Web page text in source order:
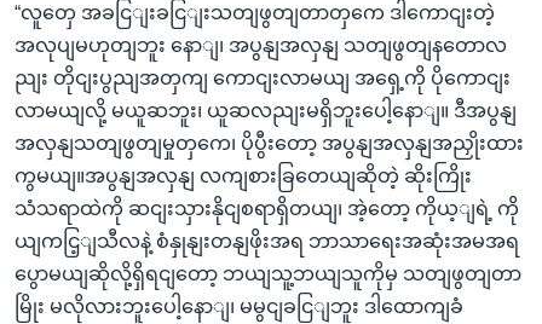
“လူတှေ အခငြျးခငြျးသတျဖွတျတာတှကေ ဒါကောငျးတဲ့
အလုပျမဟုတျဘူး နောျ၊ အပွနျအလှနျ သတျဖွတျနတောလ
ညျး တိုငျးပွညျအတှကျ ကောငျးလာမယျ အရှေ့ကို ပိုကောငျး
လာမယျလို့ မယူဆဘူး၊ ယူဆလညျးမရှိဘူးပေါ့နောျ။ ဒီအပွနျ
အလှနျသတျဖွတျမှုတှကေ၊ ပိုပွီးတော့ အပွနျအလှနျအညှိုးထား
ကွမယျ။အပွနျအလှနျ လကျစားခြတေယျဆိုတဲ့ ဆိုးကြိုး
သံသရာထဲကို ဆငျးသှားနိုငျစရာရှိတယျ၊ အဲ့တော့ ကိုယ့ျရဲ့ ကို
ယျကငြ့ျသီလနဲ့ စံနှုနျးတနျဖိုးအရ ဘာသာရေးအဆုံးအမအရ
ပွောမယျဆိုလို့ရှိရငျတော့ ဘယျသူ့ဘယျသူကိုမှ သတျဖွတျတာ
မြိုး မလိုလားဘူးပေါ့နောျ၊ မမွငျခငြျဘူး ဒါထောကျခံ